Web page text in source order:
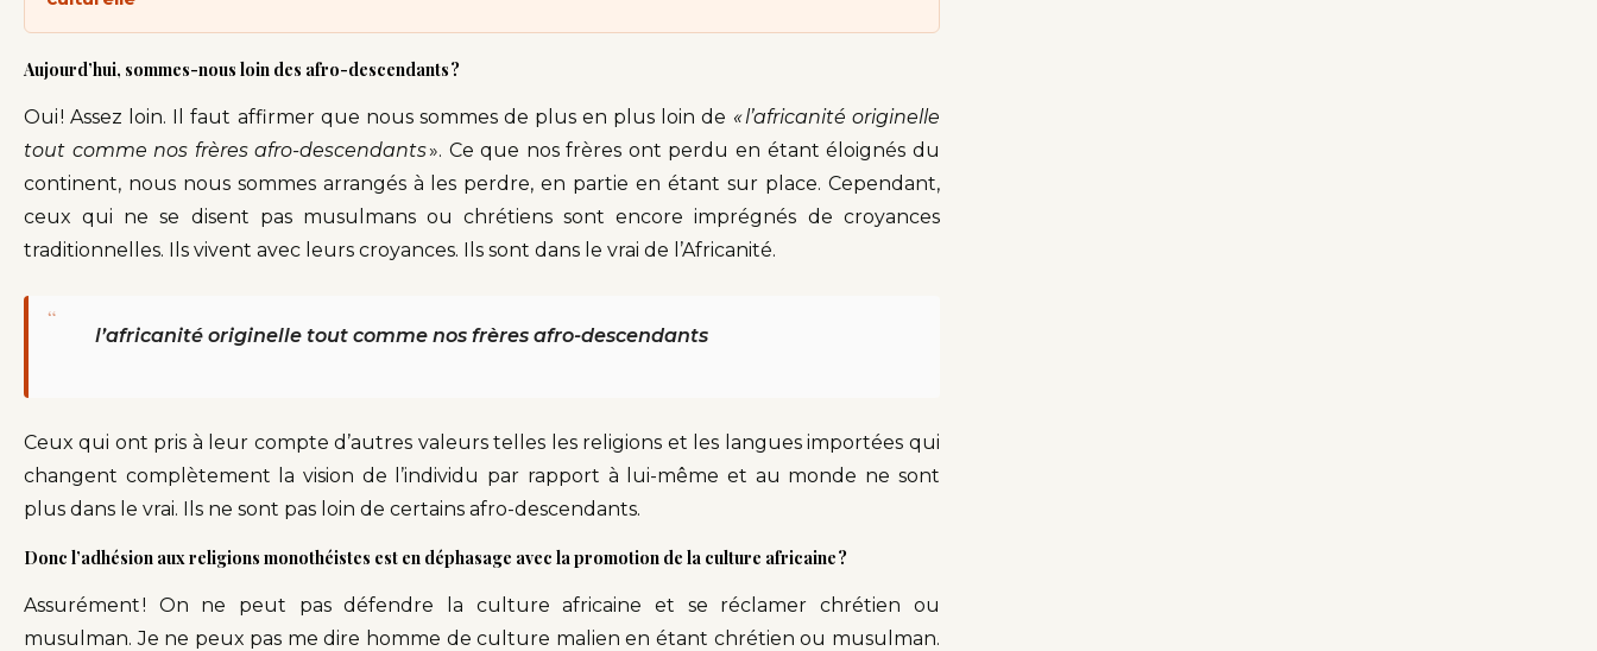
Aujourd’hui, sommes-nous loin des afro-descendants ?
Oui ! Assez loin. Il faut affirmer que nous sommes de plus en plus loin de « l’africanité originelle
tout comme nos frères afro-descendants». Ce que nos frères ont perdu en étant éloignés du
continent, nous nous sommes arrangés à les perdre, en partie en étant sur place. Cependant,
ceux qui ne se disent pas musulmans ou chrétiens sont encore imprégnés de croyances
traditionnelles. Ils vivent avec leurs croyances. Ils sont dans le vrai de l’Africanité.
“
l’africanité originelle tout comme nos frères afro-descendants
Ceux qui ont pris à leur compte d’autres valeurs telles les religions et les langues importées qui
changent complètement la vision de l’individu par rapport à lui-même et au monde ne sont
plus dans le vrai. Ils ne sont pas loin de certains afro-descendants.
Donc l’adhésion aux religions monothéistes est en déphasage avec la promotion de la culture africaine ?
Assurément ! On ne peut pas défendre la culture africaine et se réclamer chrétien ou
musulman. Je ne peux pas me dire homme de culture malien en étant chrétien ou musulman.